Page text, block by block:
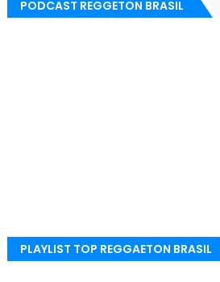
PODCAST REGGETON BRASIL
PLAYLIST TOP REGGAETON BRASIL